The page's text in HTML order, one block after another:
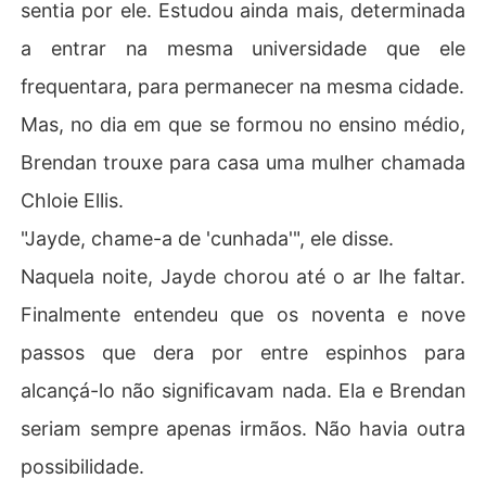
sentia por ele. Estudou ainda mais, determinada
a entrar na mesma universidade que ele
frequentara, para permanecer na mesma cidade.
Mas, no dia em que se formou no ensino médio,
Brendan trouxe para casa uma mulher chamada
Chloie Ellis.
"Jayde, chame-a de 'cunhada'", ele disse.
Naquela noite, Jayde chorou até o ar lhe faltar.
Finalmente entendeu que os noventa e nove
passos que dera por entre espinhos para
alcançá-lo não significavam nada. Ela e Brendan
seriam sempre apenas irmãos. Não havia outra
possibilidade.